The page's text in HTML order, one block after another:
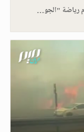
رياضة "الجو…